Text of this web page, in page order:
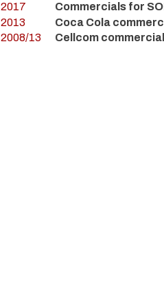
2017
Commercials for
2013
Coca Cola
2008/13
Cellcom